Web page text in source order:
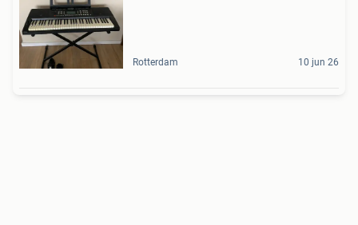
Rotterdam 10 jun 26